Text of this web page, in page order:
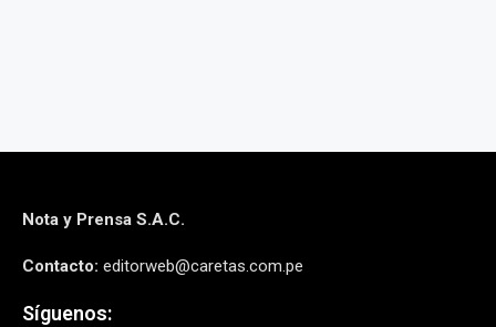
Nota y Prensa S.A.C.
Contacto: editorweb@caretas.com.pe
Síguenos: